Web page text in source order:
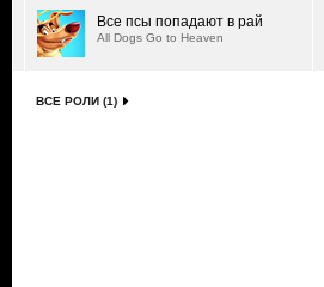
Все псы попадают в рай
All Dogs Go to Heaven
ВСЕ РОЛИ (1)